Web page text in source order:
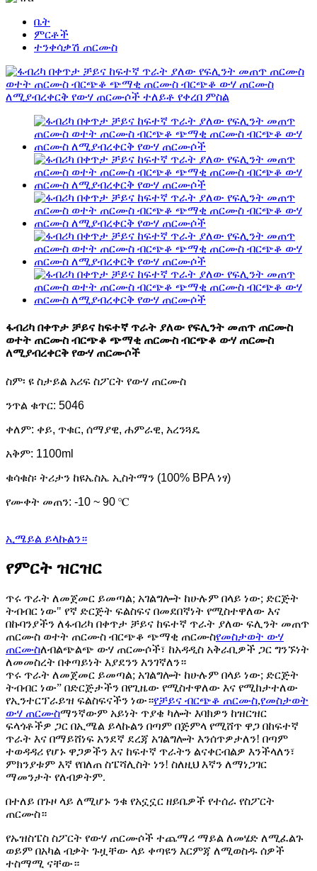
ቤት
ምርቶች
ተንቀሳቃሽ ጠርሙስ
ፋብሪካ በቀጥታ ቻይና ከፍተኛ ጥራት ያለው የፍሊንት መጠጥ ጠርሙስ
ወተት ጠርሙስ ብርጭቆ ጭማቂ ጠርሙስ ብርጭቆ ውሃ ጠርሙስ
ለሚያብረቀርቅ የውሃ ጠርሙሶች
ስም፡ ዩ ስታይል አሪፍ ስፖርት የውሃ ጠርሙስ
ንጥል ቁጥር: 5046
ቀለም: ቀይ, ጥቁር, ሰማያዊ, ሐምራዊ, አረንጓዴ
አቅም: 1100ml
ቁሳቁስ፡ ትሪታን ከዩኤስኤ ኢስትማን (100% BPA ነፃ)
የሙቀት መጠን: -10 ~ 90 ℃
ኢሜይል ይላኩልን።
የምርት ዝርዝር
ጥሩ ጥራት ለመጀመር ይመጣል; አገልግሎት ከሁሉም በላይ ነው; ድርጅት
ትብብር ነው" የኛ ድርጅት ፍልስፍና በመደበኛነት የሚስተዋለው እና
በኩባንያችን ለፋብሪካ በቀጥታ ቻይና ከፍተኛ ጥራት ያለው ፍሊንት መጠጥ
ጠርሙስ ወተት ጠርሙስ ብርጭቆ ጭማቂ ጠርሙስየመስታወት ውሃ
ጠርሙስለብልጭልጭ ውሃ ጠርሙሶች፣ ከአዳዲስ አቅራቢዎች ጋር ግንኙነት
ለመመስረት በቀጣይነት እያደንን እንገኛለን።
ጥሩ ጥራት ለመጀመር ይመጣል; አገልግሎት ከሁሉም በላይ ነው; ድርጅት
ትብብር ነው” በድርጅታችን በየጊዜው የሚስተዋለው እና የሚከታተለው
የኢንተርፕራይዝ ፍልስፍናችን ነው።የቻይና ብርጭቆ ጠርሙስ,የመስታወት
ውሃ ጠርሙስማንኛውም አይነት ጥያቄ ካሎት እባክዎን ከዝርዝር
ፍላጎቶችዎ ጋር በኢሜል ይላኩልን በጣም በጅምላ የሚሸጥ ዋጋ በከፍተኛ
ጥራት እና በማይሸነፍ አንደኛ ደረጃ አገልግሎት እንሰጥዎታለን! በጣም
ተወዳዳሪ የሆኑ ዋጋዎችን እና ከፍተኛ ጥራትን ልናቀርብልዎ እንችላለን፣
ምክንያቱም እኛ የበለጠ ስፔሻሊስት ነን! ስለዚህ እኛን ለማነጋገር
ማመንታት የለብዎትም.
በተለይ በጉዞ ላይ ለሚሆኑ ንቁ የአኗኗር ዘይቤዎች የተሰራ የስፖርት
ጠርሙስ።
የኡዝስፔስ ስፖርት የውሃ ጠርሙሶች ተጨማሪ ማይል ለመሄድ ለሚፈልጉ
ወይም በአካል ብቃት ጉዟቸው ላይ ቀጣዩን እርምጃ ለሚወስዱ ሰዎች
ተስማሚ ናቸው።